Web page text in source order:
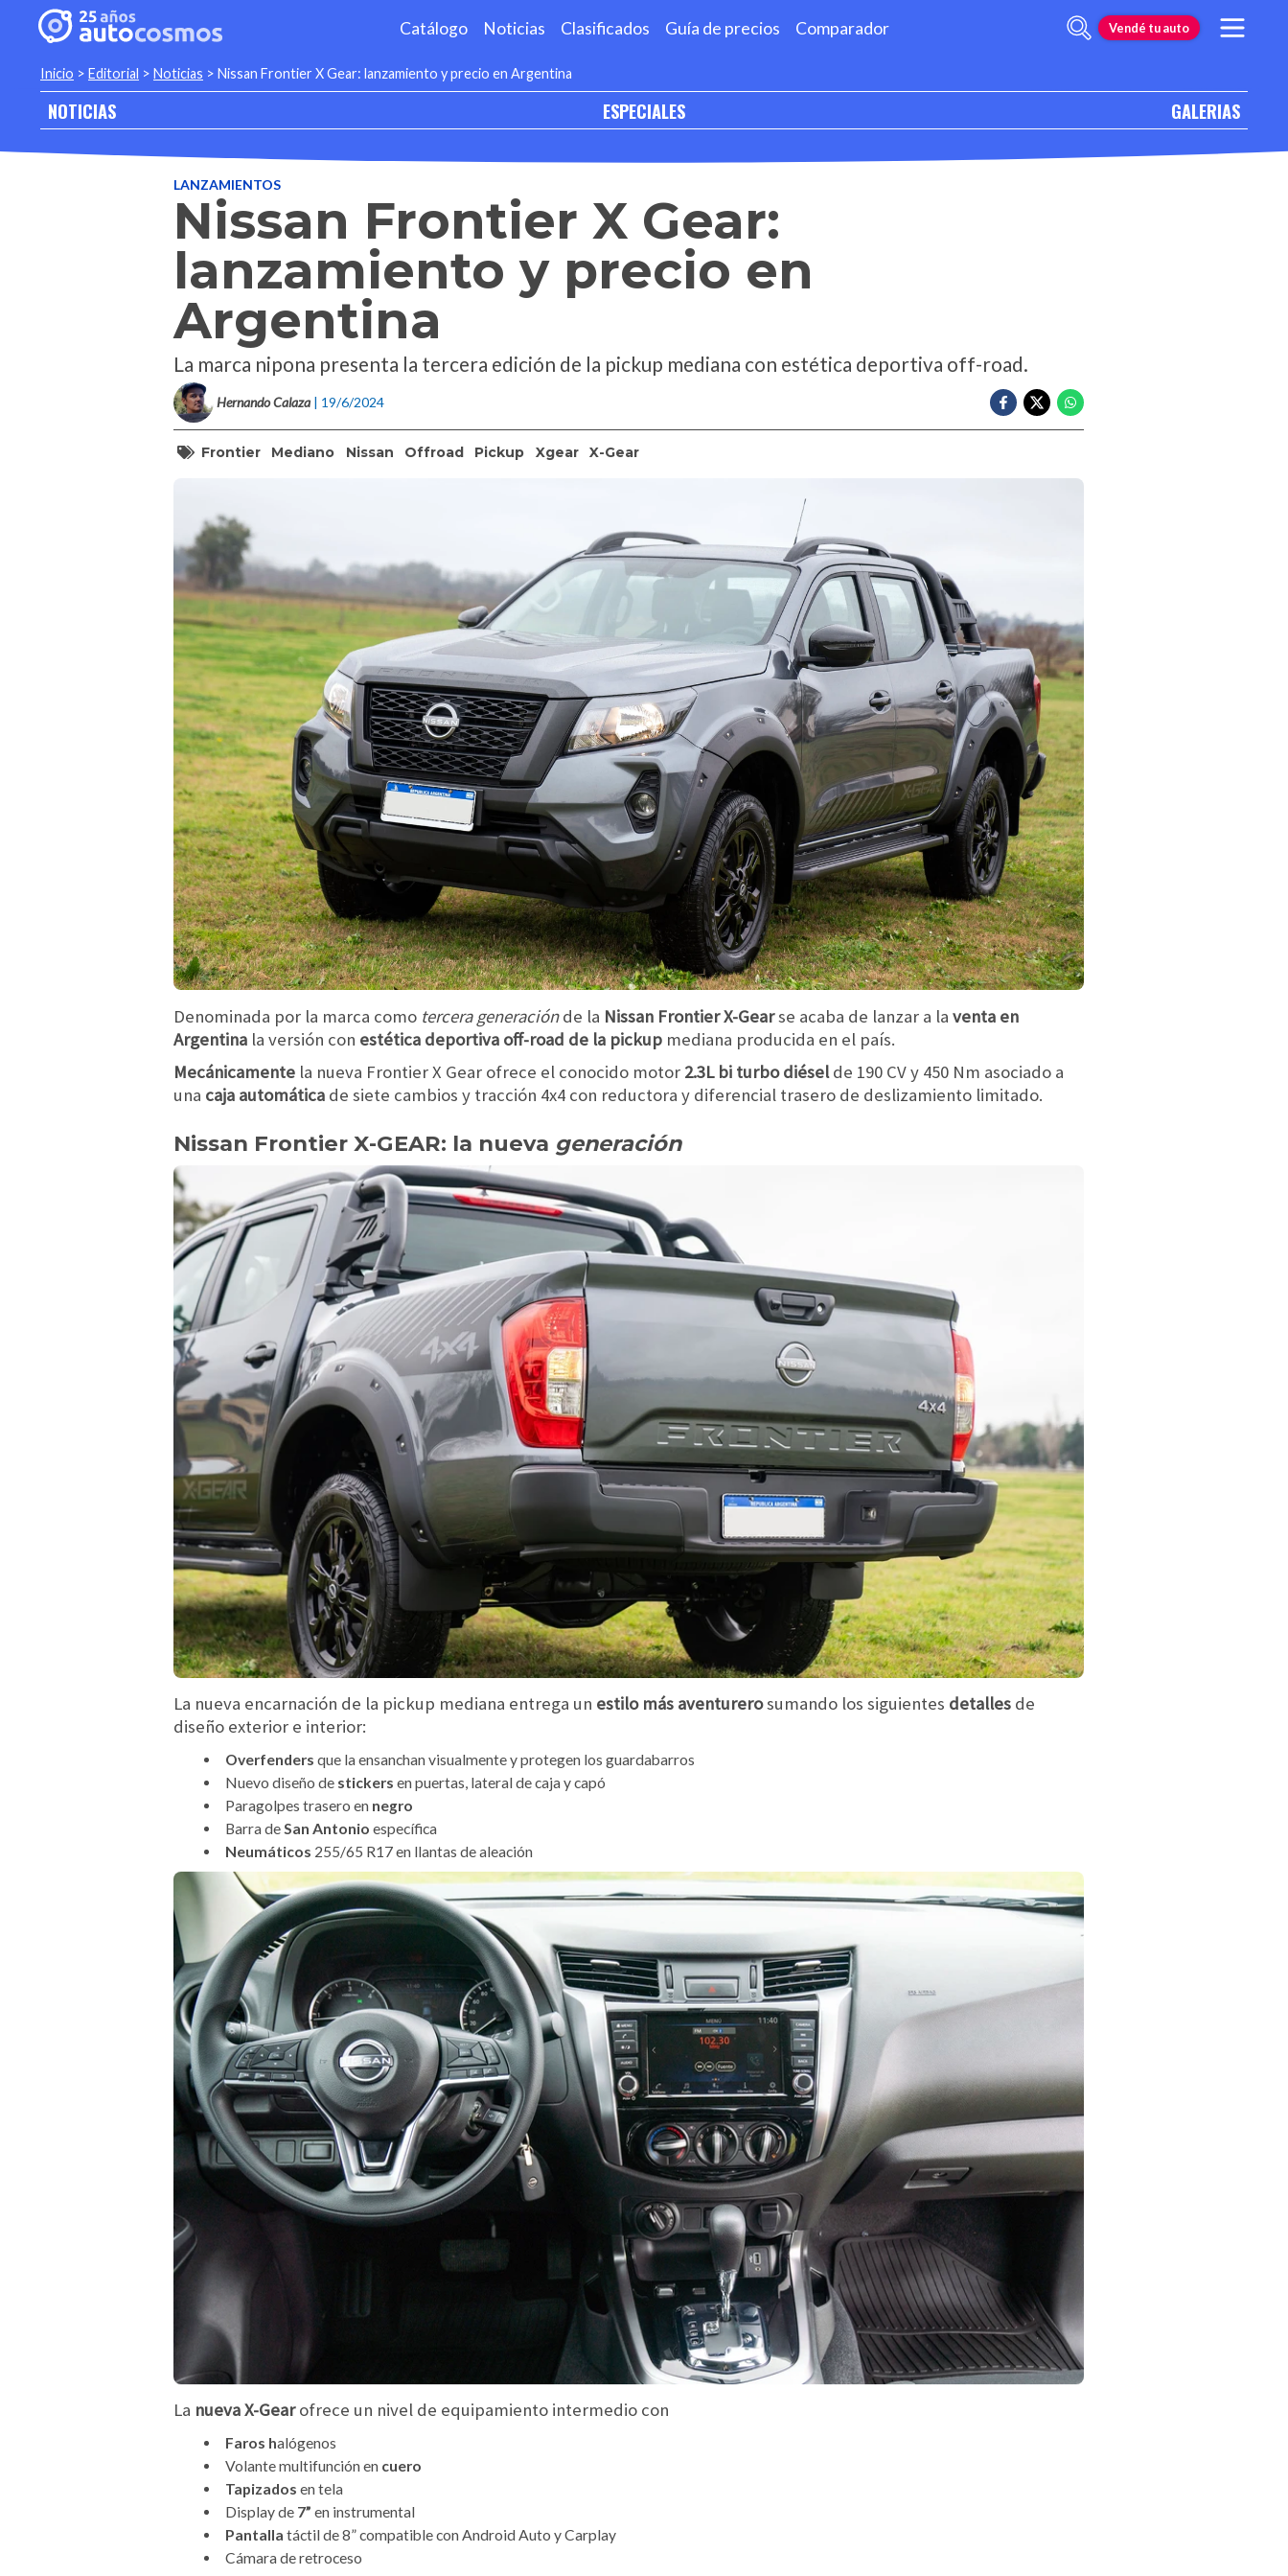
Catálogo Noticias Clasificados Guía de precios Comparador Vendé tu auto
Inicio > Editorial > Noticias > Nissan Frontier X Gear: lanzamiento y precio en Argentina
NOTICIAS ESPECIALES GALERIAS
LANZAMIENTOS
Nissan Frontier X Gear:
lanzamiento y precio en
Argentina
La marca nipona presenta la tercera edición de la pickup mediana con estética deportiva off-road.
Hernando Calaza | 19/6/2024
Frontier Mediano Nissan Offroad Pickup Xgear X-Gear
Denominada por la marca como tercera generaciónde la Nissan Frontier X-Gearse acaba de lanzar a la venta en
Argentina la versión con estética deportiva off-road de la pickup mediana producida en el país.
Mecánicamente la nueva Frontier X Gear ofrece el conocido motor 2.3L bi turbo diéselde 190 CV y 450 Nm asociado a
una caja automática de siete cambios y tracción 4x4 con reductora y diferencial trasero de deslizamiento limitado.
Nissan Frontier X-GEAR: la nueva generación
La nueva encarnación de la pickup mediana entrega un estilo más aventurerosumando los siguientes detalles de
diseño exterior e interior:
Overfenders que la ensanchan visualmente y protegen los guardabarros
Nuevo diseño de stickers en puertas, lateral de caja y capó
Paragolpes trasero en negro
Barra deSan Antonio específica
Neumáticos 255/65 R17 en llantas de aleación
La nueva X-Gearofrece un nivel de equipamiento intermedio con
Faros halógenos
Volante multifunción en cuero
Tapizados en tela
Display de7” en instrumental
Pantalla táctil de 8” compatible con Android Auto y Carplay
Cámara de retroceso